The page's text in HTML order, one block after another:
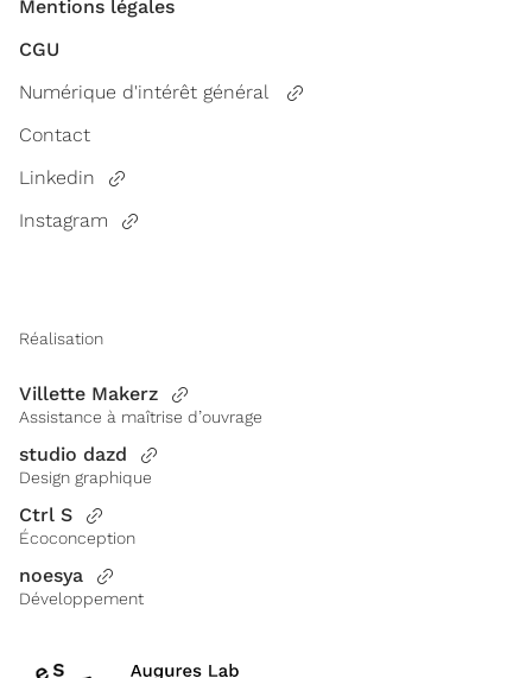
Mentions légales
CGU
Numérique d'intérêt général
Contact
Linkedin
Instagram
Réalisation
Villette Makerz
Assistance à maîtrise d’ouvrage
studio dazd
Design graphique
Ctrl S
Écoconception
noesya
Développement